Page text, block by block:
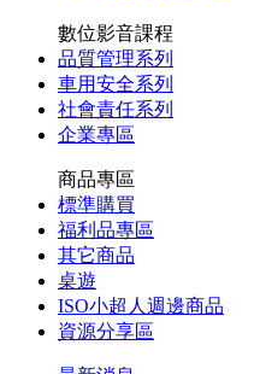
數位影音課程
品質管理系列
車用安全系列
社會責任系列
企業專區
商品專區
標準購買
福利品專區
其它商品
桌遊
ISO小超人週邊商品
資源分享區